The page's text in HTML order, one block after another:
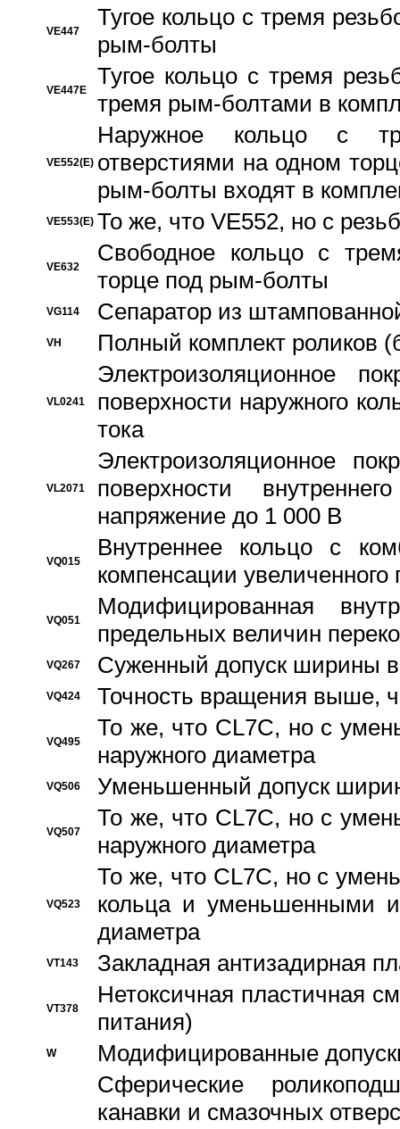
VE447
Тугое кольцо с тремя
рым-болты
VE447E
Тугое кольцо с тремя
тремя рым-болтами в
VE552(E)
Наружное кольцо с
отверстиями на одном
рым-болты входят в
VE553(E) То же, что VE552, но с
VE632
Свободное кольцо с
торце под рым-болты
VG114 Сепаратор из
VH Полный комплект роликов
VL0241
Электроизоляционное
поверхности наружного
тока
VL2071
Электроизоляционное
поверхности
напряжение до 1 000 В
VQ015
Bнутреннее кольцо с
компенсации увеличенного
VQ051
Модифицированная
предельных величин
VQ267 Суженный допуск ширины
VQ424 Точность вращения выше,
VQ495
То же, что CL7C, но с
наружного диаметра
VQ506 Уменьшенный допуск
VQ507
То же, что CL7C, но с
наружного диаметра
VQ523
То же, что CL7C, но с
кольца и уменьшенными
диаметра
VT143 Закладная антизадирная
VT378
Нетоксичная пластичная
питания)
W
Модифицированные
Сферические
канавки и смазочных